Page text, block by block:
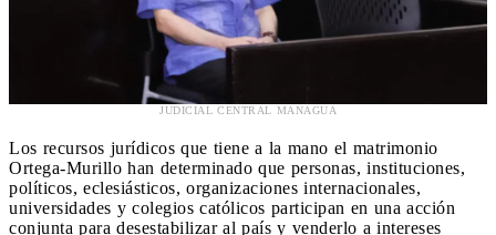
JUDICIAL CENTRAL MANAGUA
Los recursos jurídicos que tiene a la mano el matrimonio
Ortega-Murillo han determinado que personas, instituciones,
políticos, eclesiásticos, organizaciones internacionales,
universidades y colegios católicos participan en una acción
conjunta para desestabilizar al país y venderlo a intereses